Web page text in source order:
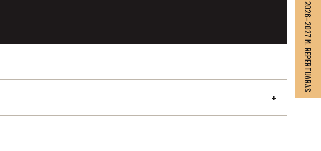
2026–2027 M. REPERTUARAS